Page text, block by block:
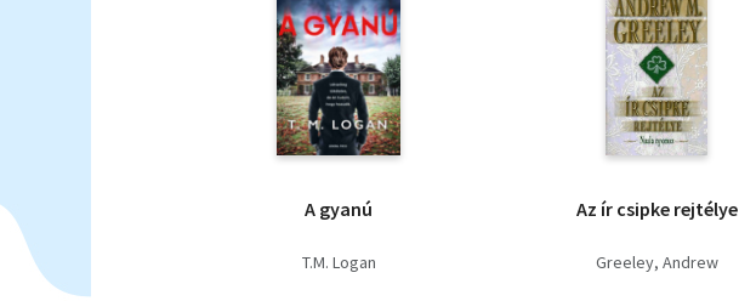
A gyanú
T.M. Logan
Az ír csipke rejtélye
Greeley, Andrew